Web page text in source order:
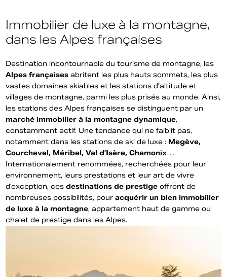
Immobilier de luxe à la montagne,
dans les Alpes françaises
Destination incontournable du tourisme de montagne, les
Alpes françaises abritent les plus hauts sommets, les plus
vastes domaines skiables et les stations d’altitude et
villages de montagne, parmi les plus prisés au monde. Ainsi,
les stations des Alpes françaises se distinguent par un
marché immobilier à la montagne dynamique,
constamment actif. Une tendance qui ne faiblit pas,
notamment dans les stations de ski de luxe : Megève,
Courchevel, Méribel, Val d’Isère, Chamonix…
Internationalement renommées, recherchées pour leur
environnement, leurs prestations et leur art de vivre
d’exception, cesdestinations de prestige offrent de
nombreuses possibilités, pouracquérir un bien immobilier
de luxe à la montagne, appartement haut de gamme ou
chalet de prestige dans les Alpes.